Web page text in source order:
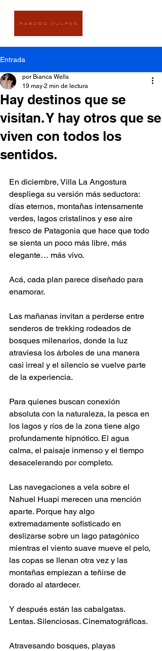
Entrada
Hay destinos que se
visitan. Y hay otros que se
viven con todos los
sentidos.
por Bianca Wells
19 may 2 min de lectura
En diciembre, Villa La Angostura
despliega su versión más seductora:
días eternos, montañas intensamente
verdes, lagos cristalinos y ese aire
fresco de Patagonia que hace que todo
se sienta un poco más libre, más
elegante… más vivo.
Acá, cada plan parece diseñado para
enamorar.
Las mañanas invitan a perderse entre
senderos de trekking rodeados de
bosques milenarios, donde la luz
atraviesa los árboles de una manera
casi irreal y el silencio se vuelve parte
de la experiencia.
Para quienes buscan conexión
absoluta con la naturaleza, la pesca en
los lagos y ríos de la zona tiene algo
profundamente hipnótico. El agua
calma, el paisaje inmenso y el tiempo
desacelerando por completo.
Las navegaciones a vela sobre el
Nahuel Huapi merecen una mención
aparte. Porque hay algo
extremadamente sofisticado en
deslizarse sobre un lago patagónico
mientras el viento suave mueve el pelo,
las copas se llenan otra vez y las
montañas empiezan a teñirse de
dorado al atardecer.
Y después están las cabalgatas.
Lentas. Silenciosas. Cinematográficas.
Atravesando bosques, playas